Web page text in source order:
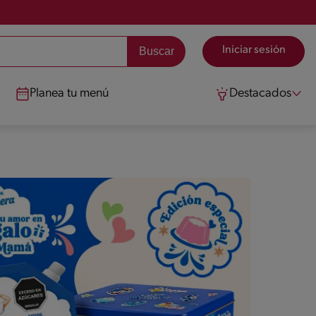
Iniciar sesión
Planea tu menú Destacados